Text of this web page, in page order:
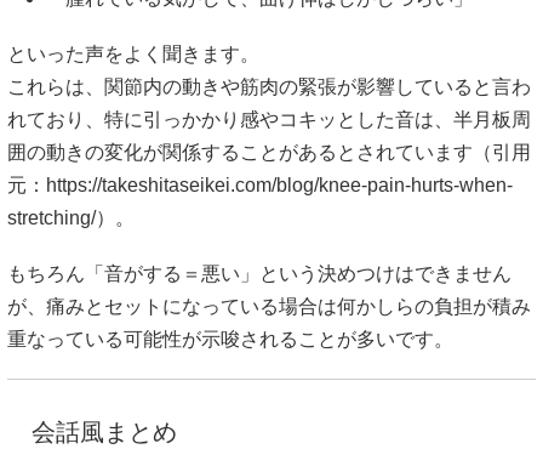
といった声をよく聞きます。
これらは、関節内の動きや筋肉の緊張が影響していると言わ
れており、特に引っかかり感やコキッとした音は、半月板周
囲の動きの変化が関係することがあるとされています（引用
元： https://takeshitaseikei.com/blog/knee-pain-hurts-when-
stretching/）。
もちろん「音がする＝悪い」という決めつけはできません
が、痛みとセットになっている場合は何かしらの負担が積み
重なっている可能性が示唆されることが多いです。
会話風まとめ